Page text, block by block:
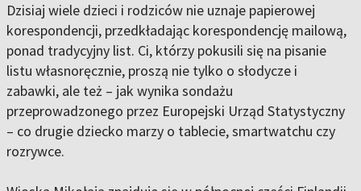
Dzisiaj wiele dzieci i rodziców nie uznaje papierowej
korespondencji, przedkładając korespondencję mailową,
ponad tradycyjny list. Ci, którzy pokusili się na pisanie
listu własnoręcznie, proszą nie tylko o słodycze i
zabawki, ale też – jak wynika sondażu
przeprowadzonego przez Europejski Urząd Statystyczny
– co drugie dziecko marzy o tablecie, smartwatchu czy
rozrywce.